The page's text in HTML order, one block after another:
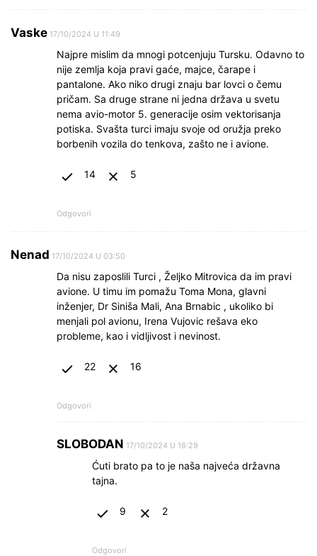
Vaske 17/10/2024 U 11:49
Najpre mislim da mnogi potcenjuju Tursku. Odavno to
nije zemlja koja pravi gaće, majce, čarape i
pantalone. Ako niko drugi znaju bar lovci o čemu
pričam. Sa druge strane ni jedna država u svetu
nema avio-motor 5. generacije osim vektorisanja
potiska. Svašta turci imaju svoje od oružja preko
borbenih vozila do tenkova, zašto ne i avione.
14 5
Odgovori
Nenad 17/10/2024 U 03:50
Da nisu zaposlili Turci , Željko Mitrovica da im pravi
avione. U timu im pomažu Toma Mona, glavni
inženjer, Dr Siniša Mali, Ana Brnabic , ukoliko bi
menjali pol avionu, Irena Vujovic rešava eko
probleme, kao i vidljivost i nevinost.
22 16
Odgovori
SLOBODAN 17/10/2024 U 16:29
Ćuti brato pa to je naša najveća državna
tajna.
9 2
Odgovori